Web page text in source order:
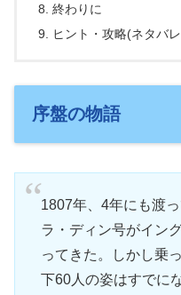
終わりに
ヒント・攻略(ネタバ
序盤の物語
1807年、4年にも渡
ラ・ディン号がイン
ってきた。しかし乗
下60人の姿はすでに